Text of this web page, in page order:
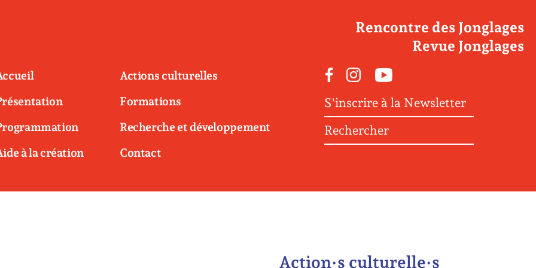
à la création
Actions culturelles
Formations
Recherche et développement
Contact
Facebook
S'inscrire à la Newsletter
Rechercher
Rencontre des Jonglages
Revue Jonglages
Action·s culturelle·s